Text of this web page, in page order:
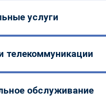
услуги
телекоммуникации
обслуживание